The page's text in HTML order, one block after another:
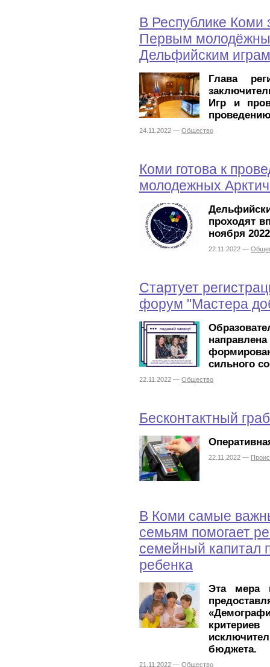
В Республике Коми
Первым
Дельфийским играм
Глава
Игр и
24.11.2022 — Общество
Коми готова к
молодежных
проходят
ноября
22.11.2022 —
Стартует
форум "Мастера
сильного
22.11.2022 — Общество
Бесконтактный
22.11.2022 —
В Коми самые
семьям помогает
семейный капитал
ребенка
Эта мера
критериев
бюджета.
21.11.2022 — Общество